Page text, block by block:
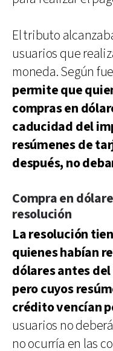
El tributo
usuarios que
moneda. Según
permite que
compras en
caducidad del
resúmenes de
después, no
Compra en
resolución
La resolución
quienes habían
dólares antes
pero cuyos
crédito vencían
usuarios no
no ocurría en las